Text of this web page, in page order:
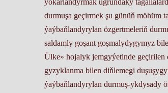
ýokarlandyrmak ugrundaky
durmuşa geçirmek şu günüň möhüm
ýaýbaňlandyrylan özgertmeleriň
saldamly goşant goşmalydygymyz
Ülke» hojalyk jemgyýetinde geçirilen
gyzyklanma bilen diňlemegi
ýaýbaňlandyrylan durmuş-ykdysady